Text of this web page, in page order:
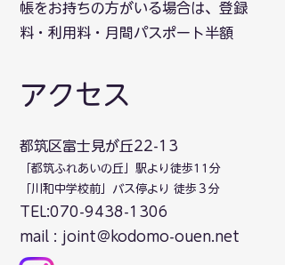
帳をお持ちの方がいる場合は、登録
料・利用料・月間パスポート半額
アクセス
都筑区富士見が丘22-13
「都筑ふれあいの丘」駅より徒歩11分
「川和中学校前」バス停より 徒歩３分
TEL:070-9438-1306
mail : joint＠kodomo-ouen.net